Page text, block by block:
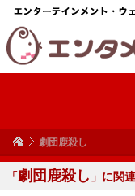
劇団鹿殺し
「劇団鹿殺し 」に関